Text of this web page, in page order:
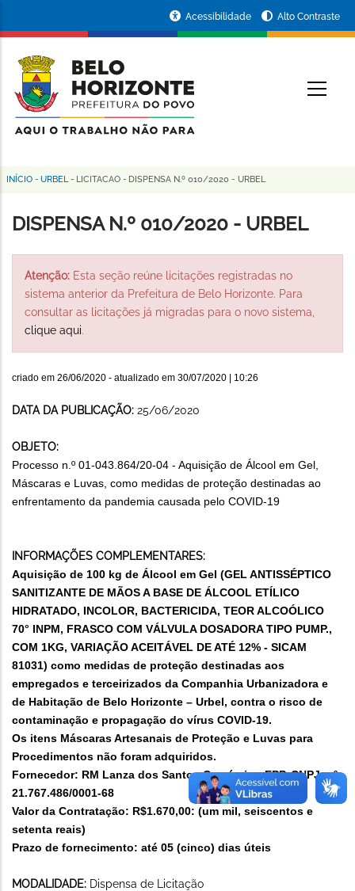
conteúdo
principal
da
Prefeitura
de
Horizonte
Acessibilidade Alto Contraste
Trilha
de
INÍCIO - URBEL - LICITACAO - DISPENSA N.º 010/2020 - URBEL
DISPENSA N.º 010/2020 - URBEL
Atenção: Esta seção reúne licitações registradas no
sistema anterior da Prefeitura de Belo Horizonte. Para
consultar as licitações já migradas para o novo sistema,
clique aqui.
criado em 26/06/2020 - atualizado em 30/07/2020 | 10:26
DATA DA PUBLICAÇÃO: 25/06/2020
OBJETO:
Processo n.º 01-043.864/20-04 - Aquisição de Álcool em Gel,
Máscaras e Luvas, como medidas de proteção destinadas ao
enfrentamento da pandemia causada pelo COVID-19
INFORMAÇÕES COMPLEMENTARES:
Aquisição de 100 kg de Álcool em Gel (GEL ANTISSÉPTICO
SANITIZANTE DE MÃOS A BASE DE ÁLCOOL ETÍLICO
HIDRATADO, INCOLOR, BACTERICIDA, TEOR ALCOÓLICO
70° INPM, FRASCO COM VÁLVULA DOSADORA TIPO PUMP.,
COM 1KG, VARIAÇÃO ACEITÁVEL DE ATÉ 12% - SICAM
81031) como medidas de proteção destinadas aos
empregados e terceirizados da Companhia Urbanizadora e
de Habitação de Belo Horizonte – Urbel, contra o risco de
contaminação e propagação do vírus COVID-19.
Os itens Máscaras Artesanais de Proteção e Luvas para
Procedimentos não foram adquiridos.
Fornecedor: RM Lanza dos Santos Comércio - EPP, CNPJ n.º
21.767.486/0001-68
Valor da Contratação: R$1.670,00: (um mil, seiscentos e
setenta reais)
Prazo de fornecimento: até 05 (cinco) dias úteis
MODALIDADE: Dispensa de Licitação